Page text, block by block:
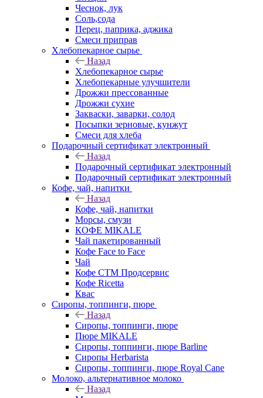
Чеснок, лук
Соль,сода
Перец, паприка, аджика
Смеси приправ
Хлебопекарное сырье
Назад
Хлебопекарное сырье
Хлебопекарные улучшители
Дрожжи прессованные
Дрожжи сухие
Закваски, заварки, солод
Посыпки зерновые, кунжут
Смеси для хлеба
Подарочный сертификат электронный
Назад
Подарочный сертификат электронный
Подарочный сертификат электронный
Кофе, чай, напитки
Назад
Кофе, чай, напитки
Морсы, смузи
КОФЕ MIKALE
Чай пакетированный
Кофе Face to Face
Чай
Кофе СТМ Продсервис
Кофе Ricetta
Квас
Сиропы, топпинги, пюре
Назад
Сиропы, топпинги, пюре
Пюре MIKALE
Сиропы, топпинги, пюре Barline
Сиропы Herbarista
Сиропы, топпинги, пюре Royal Cane
Молоко, альтернативное молоко
Назад